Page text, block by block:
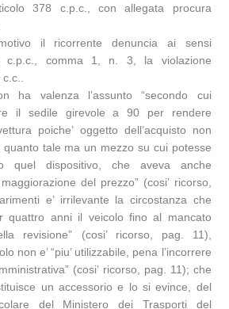
378 c.p.c., con allegata procura
il ricorrente denuncia ai sensi
c.p.c., comma 1, n. 3, la violazione
c.c..
ha valenza l’assunto “secondo cui
il sedile girevole a 90 per rendere
poiche’ oggetto dell’acquisto non
tale ma un mezzo su cui potesse
quel dispositivo, che aveva anche
del prezzo” (cosi’ ricorso,
e’ irrilevante la circostanza che
quattro anni il veicolo fino al mancato
revisione” (cosi’ ricorso, pag. 11),
non e’ “piu’ utilizzabile, pena l’incorrere
(cosi’ ricorso, pag. 11); che
un accessorio e lo si evince, del
del Ministero dei Trasporti del